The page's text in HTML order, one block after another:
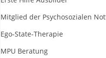
Mitglied der Psychosozialen
Ego-State-Therapie
MPU Beratung